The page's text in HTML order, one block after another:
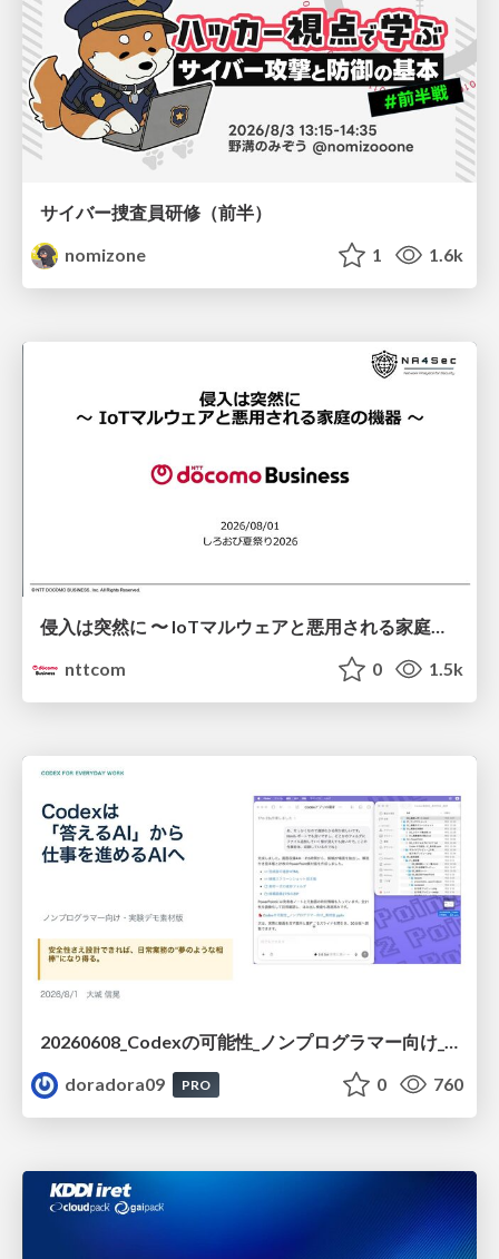
サイバー捜査員研修（前半）
nomizone
1 1.6k
侵入は突然に 〜 IoTマルウェアと悪用される家庭の機器 ～ / When Intrusion Strikes: IoT Malware and the Abuse of Home Devices
nttcom
0 1.5k
doradora09
PRO 0 760